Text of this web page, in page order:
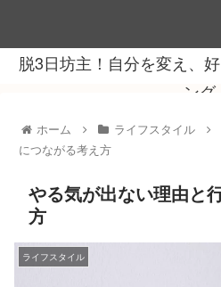
脱3日坊主！自分を変え、
ング
ホーム ライフスタイル
につながる考え方
やる気が出ない理由と
方
ライフスタイル